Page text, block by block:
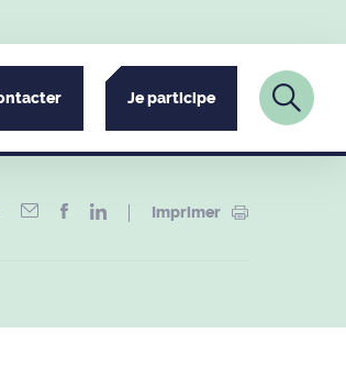
Je participe
Imprimer